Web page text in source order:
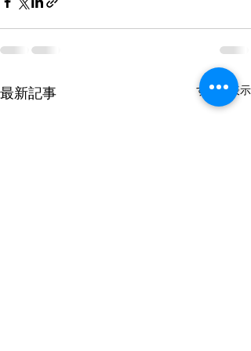
最新記事 すべて表示